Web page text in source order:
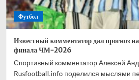
Футбол
Известный комментатор дал прогноз
финала ЧМ-2026
Спортивный комментатор Алексей
Rusfootball.info поделился мыслями